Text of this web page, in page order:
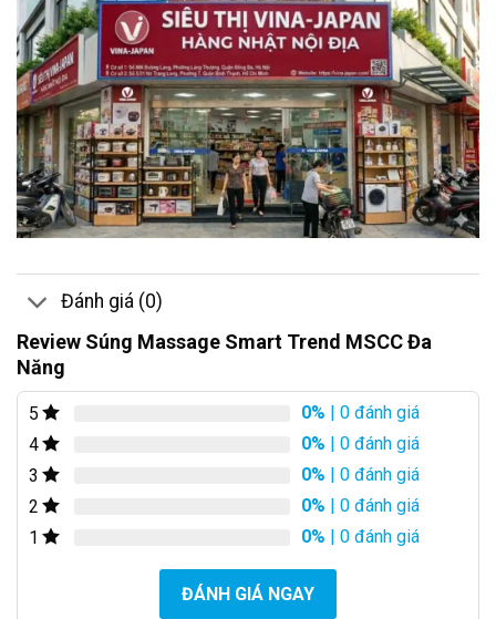
Đánh giá (0)
Review Súng Massage Smart Trend MSCC Đa
Năng
5 0% | 0 đánh giá
4
0% | 0 đánh giá
3
0% | 0 đánh giá
2
0% | 0 đánh giá
1
0% | 0 đánh giá
ĐÁNH GIÁ NGAY